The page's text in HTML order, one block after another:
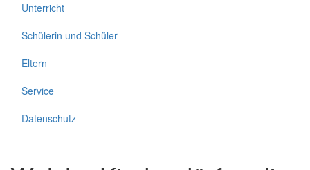
Unterricht
Schülerin und Schüler
Eltern
Service
Datenschutz